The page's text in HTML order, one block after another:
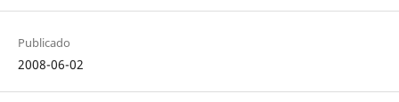
Publicado
2008-06-02